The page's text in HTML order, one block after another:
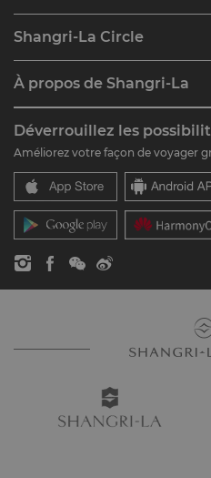
Rechercher votre réservation
Restaurants et Bars
Shangri-La Circle
Rejoignez Shangri-La Circle
FAQ
À propos de Shangri-La
Nos marques d'hôtels
Centres Shangri-La
Résidences
Contactez-nous
Carrières
Citoyennetés du monde
Actualités
Déverrouillez les
Améliorez votre façon de voyager